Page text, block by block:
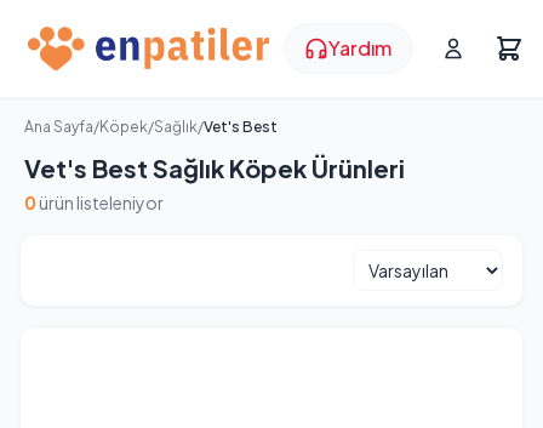
Yardım
Ana Sayfa/Köpek/Sağlık/Vet's Best
Vet's Best Sağlık Köpek Ürünleri
0 ürün listeleniyor